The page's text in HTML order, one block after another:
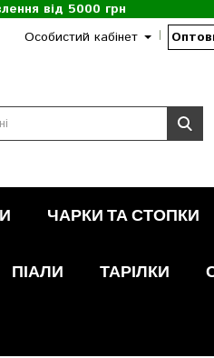
від 5000 грн
Особистий кабінет
ЧАРКИ ТА СТОПКИ
ПІАЛИ ТАРІЛКИ